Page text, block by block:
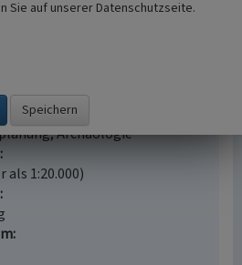
Denkmalpflege,
Archäologie
als 1:20.000)
Sie auf unserer Datenschutzseite.